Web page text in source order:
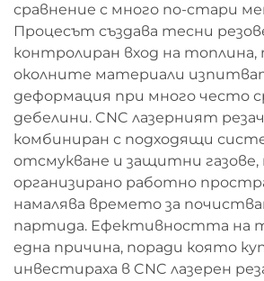
сравнение с много по-стари
Процесът създава тесни
контролиран вход на топлина,
околните материали
деформация при много често
дебелини. CNC лазерният
комбиниран с подходящи
отсмукване и защитни газове,
организирано работно
намалява времето за
партида. Ефективността на
една причина, поради която
инвестираха в CNC лазерен